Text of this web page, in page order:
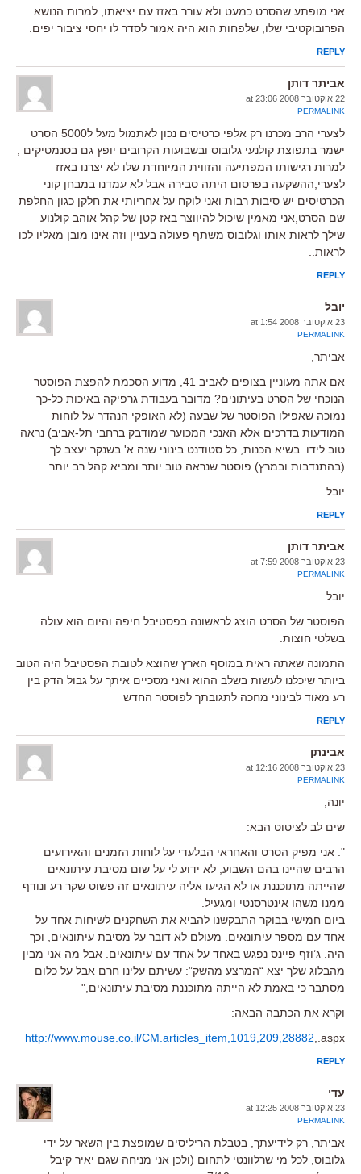
אני מופתע שהסרט כמעט ולא עורר באזז עם יציאתו, למרות הנושא
הפרובוקטיבי שלו, שלפחות הוא היה אמור לסדר לו יחסי ציבור יפים.
REPLY
אביתר דותן
22 אוקטובר 2008 at 23:06
PERMALINK
לצערי הרב מכרנו רק אלפי כרטיסים נכון לאתמול מעל ל5000 הסרט
ישמר בתפוצת קולנעי גלובוס ובשבועות הקרובים יופץ גם בסנמטיקים ,
למרות רגישותו המפתיעה והזווית המיוחדת שלו לא יצרנו באזז
לצערי,ההשקעה בפרסום היתה סבירה אבל לא עמדנו במבחן קוני
הכרטיסים יש סיבות רבות ואני לוקח על אחריותי את חלקן כגון החלפת
שם הסרט,אני מאמין שיכול להיווצר באז קטן של קהל אוהב קולנוע
שילך לראות אותו וגלובוס משתף פעולה בעניין וזה אינו מובן מאליו לכו
לראות..
REPLY
יובל
23 אוקטובר 2008 at 1:54
PERMALINK
אביתר,
אם אתה מעוניין בצופים לאביב 41, מדוע הסכמת להפצת הפוסטר
הנוכחי של הסרט בעיתונים? מדובר בעבודת גרפיקה באיכות כל-כך
נמוכה שאפילו הפוסטר של שבעה (לא האופקי הנהדר על לוחות
המודעות בדרכים אלא האנכי המכוער שמודבק ברחבי תל-אביב) נראה
טוב לידו. בשיא הכנות, כל סטודנט בינוני שנה א' בשנקר יעצב לך
(בהתנדבות ובמרץ) פוסטר שנראה טוב יותר ומביא קהל רב יותר.
יובל
REPLY
אביתר דותן
23 אוקטובר 2008 at 7:59
PERMALINK
יובל..
הפוסטר של הסרט הוצג לראשונה בפסטיבל חיפה והיום הוא עולה
בשלטי חוצות.
התמונה שאתה ראית במוסף הארץ שהוצא לטובת הפסטיבל היה הטוב
ביותר שיכלנו לעשות בשלב ההוא ואני מסכיים איתך על גבול הדק בין
רע מאוד לבינוני מחכה לתגובתך לפוסטר החדש
REPLY
אבינתן
23 אוקטובר 2008 at 12:16
PERMALINK
יונה,
שים לב לציטוט הבא:
". אני מפיק הסרט והאחראי הבלעדי על לוחות הזמנים והאירועים
הרבים שהיינו בהם השבוע, לא ידוע לי על שום מסיבת עיתונאים
שהייתה מתוכננת או לא הגיעו אליה עיתונאים זה פשוט שקר רע ונודף
ממנו משהו אינטרסנטי ומגעיל.
ביום חמישי בבוקר התבקשנו להביא את השחקנים לשיחות אחד על
אחד עם מספר עיתונאים. מעולם לא דובר על מסיבת עיתונאים, וכך
היה. ג’וזף פיינס נפגש באחד על אחד עם עיתונאים. אבל מה אני מבין
מהבלוג שלך יצא “המרצע מהשק”: עשיתם עלינו חרם אבל על כלום
מסתבר כי באמת לא הייתה מתוכננת מסיבת עיתונאים,"
וקרא את הכתבה הבאה:
http://www.mouse.co.il/CM.articles_item,1019,209,28882 ,.aspx
REPLY
עדי
23 אוקטובר 2008 at 12:25
PERMALINK
אביתר, רק לידיעתך, בטבלת הריליסים שמופצת בין השאר על ידי
גלובוס, לכל מי שרלוונטי לתחום (ולכן אני מניחה שגם יאיר קיבל